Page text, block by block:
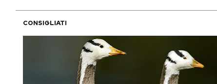
CONSIGLIATI